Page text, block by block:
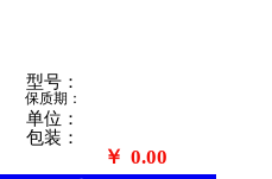
型号：
保质期：
单位：
包装：
￥ 0.00